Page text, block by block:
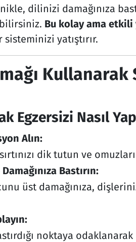
dilinizi damağınıza
Bu kolay ama etkili
yatıştırır.
Egzersizi Nasıl
Alın:
dik tutun ve
Bastırın:
üst damağınıza,
noktaya